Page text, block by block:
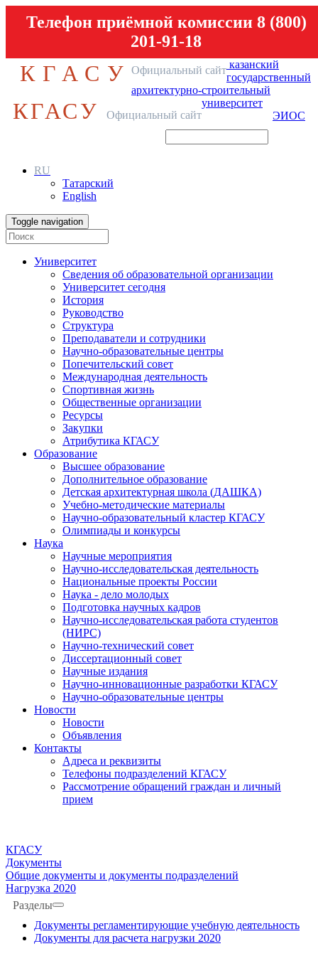
Телефон приёмной комиссии 8 (800)
201-91-18
КГАСУ Официальный сайт казанский
государственный
архитектурно-строительный
университет
КГАСУ Официальный сайт ЭИОС
RU
Татарский
English
Toggle navigation
Университет
Сведения об образовательной организации
Университет сегодня
История
Руководство
Структура
Преподаватели и сотрудники
Научно-образовательные центры
Попечительский совет
Международная деятельность
Спортивная жизнь
Общественные организации
Ресурсы
Закупки
Атрибутика КГАСУ
Образование
Высшее образование
Дополнительное образование
Детская архитектурная школа (ДАШКА)
Учебно-методические материалы
Научно-образовательный кластер КГАСУ
Олимпиады и конкурсы
Наука
Научные мероприятия
Научно-исследовательская деятельность
Национальные проекты России
Наука - дело молодых
Подготовка научных кадров
Научно-исследовательская работа студентов
(НИРС)
Научно-технический совет
Диссертационный совет
Научные издания
Научно-инновационные разработки КГАСУ
Научно-образовательные центры
Новости
Новости
Объявления
Контакты
Адреса и реквизиты
Телефоны подразделений КГАСУ
Рассмотрение обращений граждан и личный
прием
КГАСУ
Документы
Общие документы и документы подразделений
Нагрузка 2020
Разделы
Документы регламентирующие учебную деятельность
Документы для расчета нагрузки 2020